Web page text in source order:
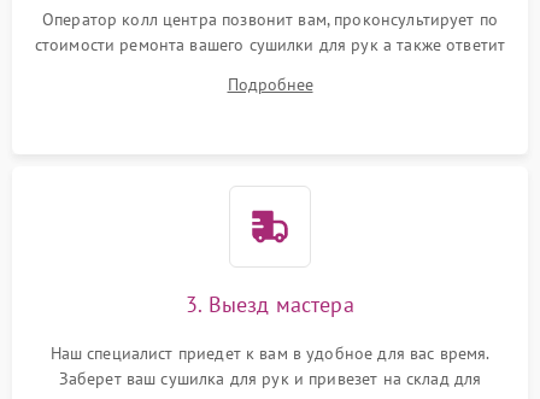
Оператор колл центра позвонит вам, проконсультирует по
стоимости ремонта вашего сушилки для рук а также ответит
Подробнее
3. Выезд мастера
Наш специалист приедет к вам в удобное для вас время.
Заберет ваш сушилка для рук и привезет на склад для